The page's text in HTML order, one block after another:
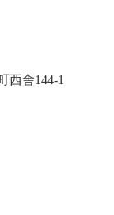
西舎144-1